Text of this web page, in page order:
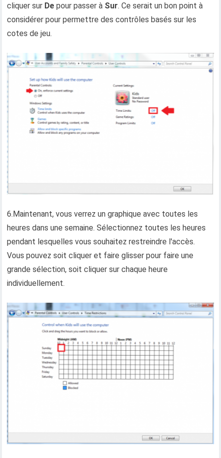
cliquer sur Depour passer à Sur. Ce serait un bon point à
considérer pour permettre des contrôles basés sur les
cotes de jeu.
6.Maintenant, vous verrez un graphique avec toutes les
heures dans une semaine. Sélectionnez toutes les heures
pendant lesquelles vous souhaitez restreindre l'accès.
Vous pouvez soit cliquer et faire glisser pour faire une
grande sélection, soit cliquer sur chaque heure
individuellement.